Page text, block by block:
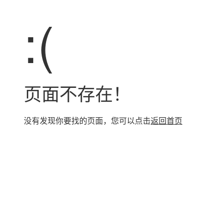
:(
页面不存在！
没有发现你要找的页面，您可以点击返回首页